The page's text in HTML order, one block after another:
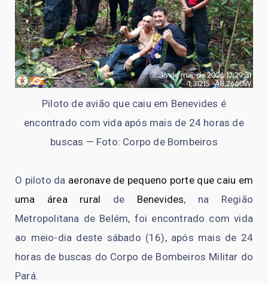
Piloto de avião que caiu em Benevides é
encontrado com vida após mais de 24 horas de
buscas — Foto: Corpo de Bombeiros
O piloto da aeronave de pequeno porte que caiu em
uma área rural de Benevides, na Região
Metropolitana de Belém, foi encontrado com vida
ao meio-dia deste sábado (16), após mais de 24
horas de buscas do Corpo de Bombeiros Militar do
Pará.